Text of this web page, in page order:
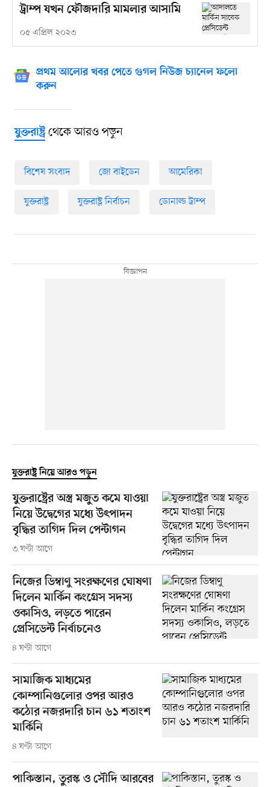
ট্রাম্প যখন ফৌজদারি মামলার আসামি
০৫ এপ্রিল ২০২৩
প্রথম আলোর খবর পেতে গুগল নিউজ চ্যানেল ফলো
করুন
যুক্তরাষ্ট্রথেকে আরও পড়ুন
বিশেষ সংবাদ জো বাইডেন আমেরিকা
যুক্তরাষ্ট্র যুক্তরাষ্ট্র নির্বাচন ডোনাল্ড ট্রাম্প
যুক্তরাষ্ট্র নিয়ে আরও পড়ুন
যুক্তরাষ্ট্রের অস্ত্র মজুত কমে যাওয়া
নিয়ে উদ্বেগের মধ্যে উৎপাদন
বৃদ্ধির তাগিদ দিল পেন্টাগন
৩ ঘণ্টা আগে
নিজের ডিম্বাণু সংরক্ষণের ঘোষণা
দিলেন মার্কিন কংগ্রেস সদস্য
ওকাসিও, লড়তে পারেন
প্রেসিডেন্ট নির্বাচনেও
৪ ঘণ্টা আগে
সামাজিক মাধ্যমের
কোম্পানিগুলোর ওপর আরও
কঠোর নজরদারি চান ৬১ শতাংশ
মার্কিনি
৪ ঘণ্টা আগে
পাকিস্তান, তুরস্ক ও সৌদি আরবের